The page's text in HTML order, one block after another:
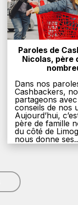
Paroles de
Nicolas, père
Dans nos
Cashbackers,
partageons
conseils de nos
Aujourd’hui,
père de famille
du côté de
nous donne
6 décembre,